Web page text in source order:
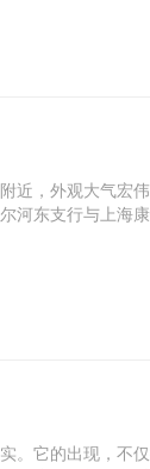
近，外观大气宏
河东支行与上海
。它的出现，不